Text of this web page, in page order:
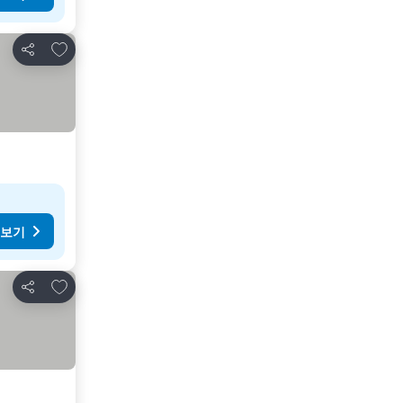
공유
즐겨찾기에 추가
기
공유
즐겨찾기에 추가